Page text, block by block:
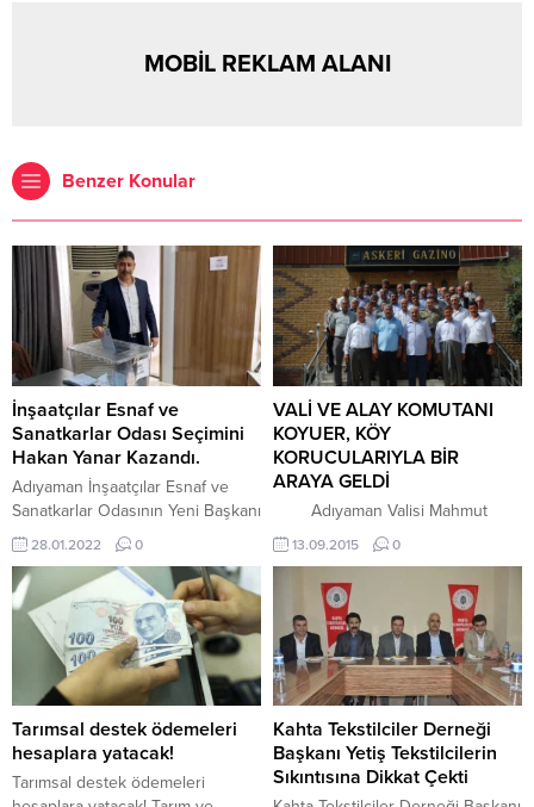
MOBİL REKLAM ALANI
Benzer Konular
İnşaatçılar Esnaf ve
Sanatkarlar Odası Seçimini
Hakan Yanar Kazandı.
Adıyaman İnşaatçılar Esnaf ve
Sanatkarlar Odasının Yeni Başkanı
Hakan Yanar oldu. Adıyaman
İnşaatçılar Esnaf ve Sanatkarlar
Odası Başkanlığı seçimleri bugün
yapıldı. İki liste ile girilen
seçimlerde Başkan Adayı Hakan
Yanar oda başkanlığına seçildi.
Adıyaman Esnaf ve Sanatkarlar
Odalar Birliği toplantı salonu’nda
düzenlenen olağan genel
kongresine esnaflar yoğun ilgi
gösterdi. 357...
28.01.2022 0
VALİ VE ALAY KOMUTANI
KOYUER, KÖY
KORUCULARIYLA BİR
ARAYA GELDİ
Adıyaman Valisi Mahmut
Demirtaş ve İl Jandarma Komutanı
Albay İbrahim Koyuer, kırsal
alanda terörle mücadele ile asayiş
ve güvenliğin sağlanmasında
bugüne kadar güvenlik güçleriyle
omuz omuza vererek çok önemli
görevlerde bulunan il ve ilçelerde
görev yapan korucu başlarıyla bir
araya geldi. Askeri Gazinoda
korucu başlarıyla istişare...
13.09.2015 0
Tarımsal destek ödemeleri
hesaplara yatacak!
Tarımsal destek ödemeleri
Kahta Tekstilciler Derneği
Başkanı Yetiş Tekstilcilerin
Sıkıntısına Dikkat Çekti